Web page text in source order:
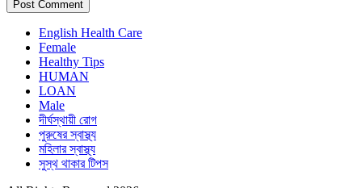
English Health Care
Female
Healthy Tips
HUMAN
LOAN
Male
দীর্ঘস্থায়ী রোগ
পুরুষের স্বাস্থ্য
মহিলার স্বাস্থ্য
সুস্থ থাকার টিপস